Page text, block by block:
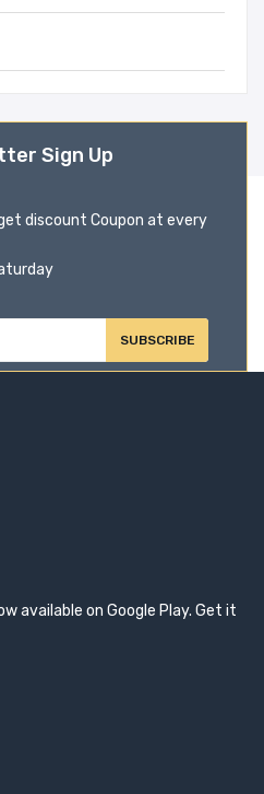
Sign Up
discount Coupon at every
SUBSCRIBE
available on Google Play. Get it